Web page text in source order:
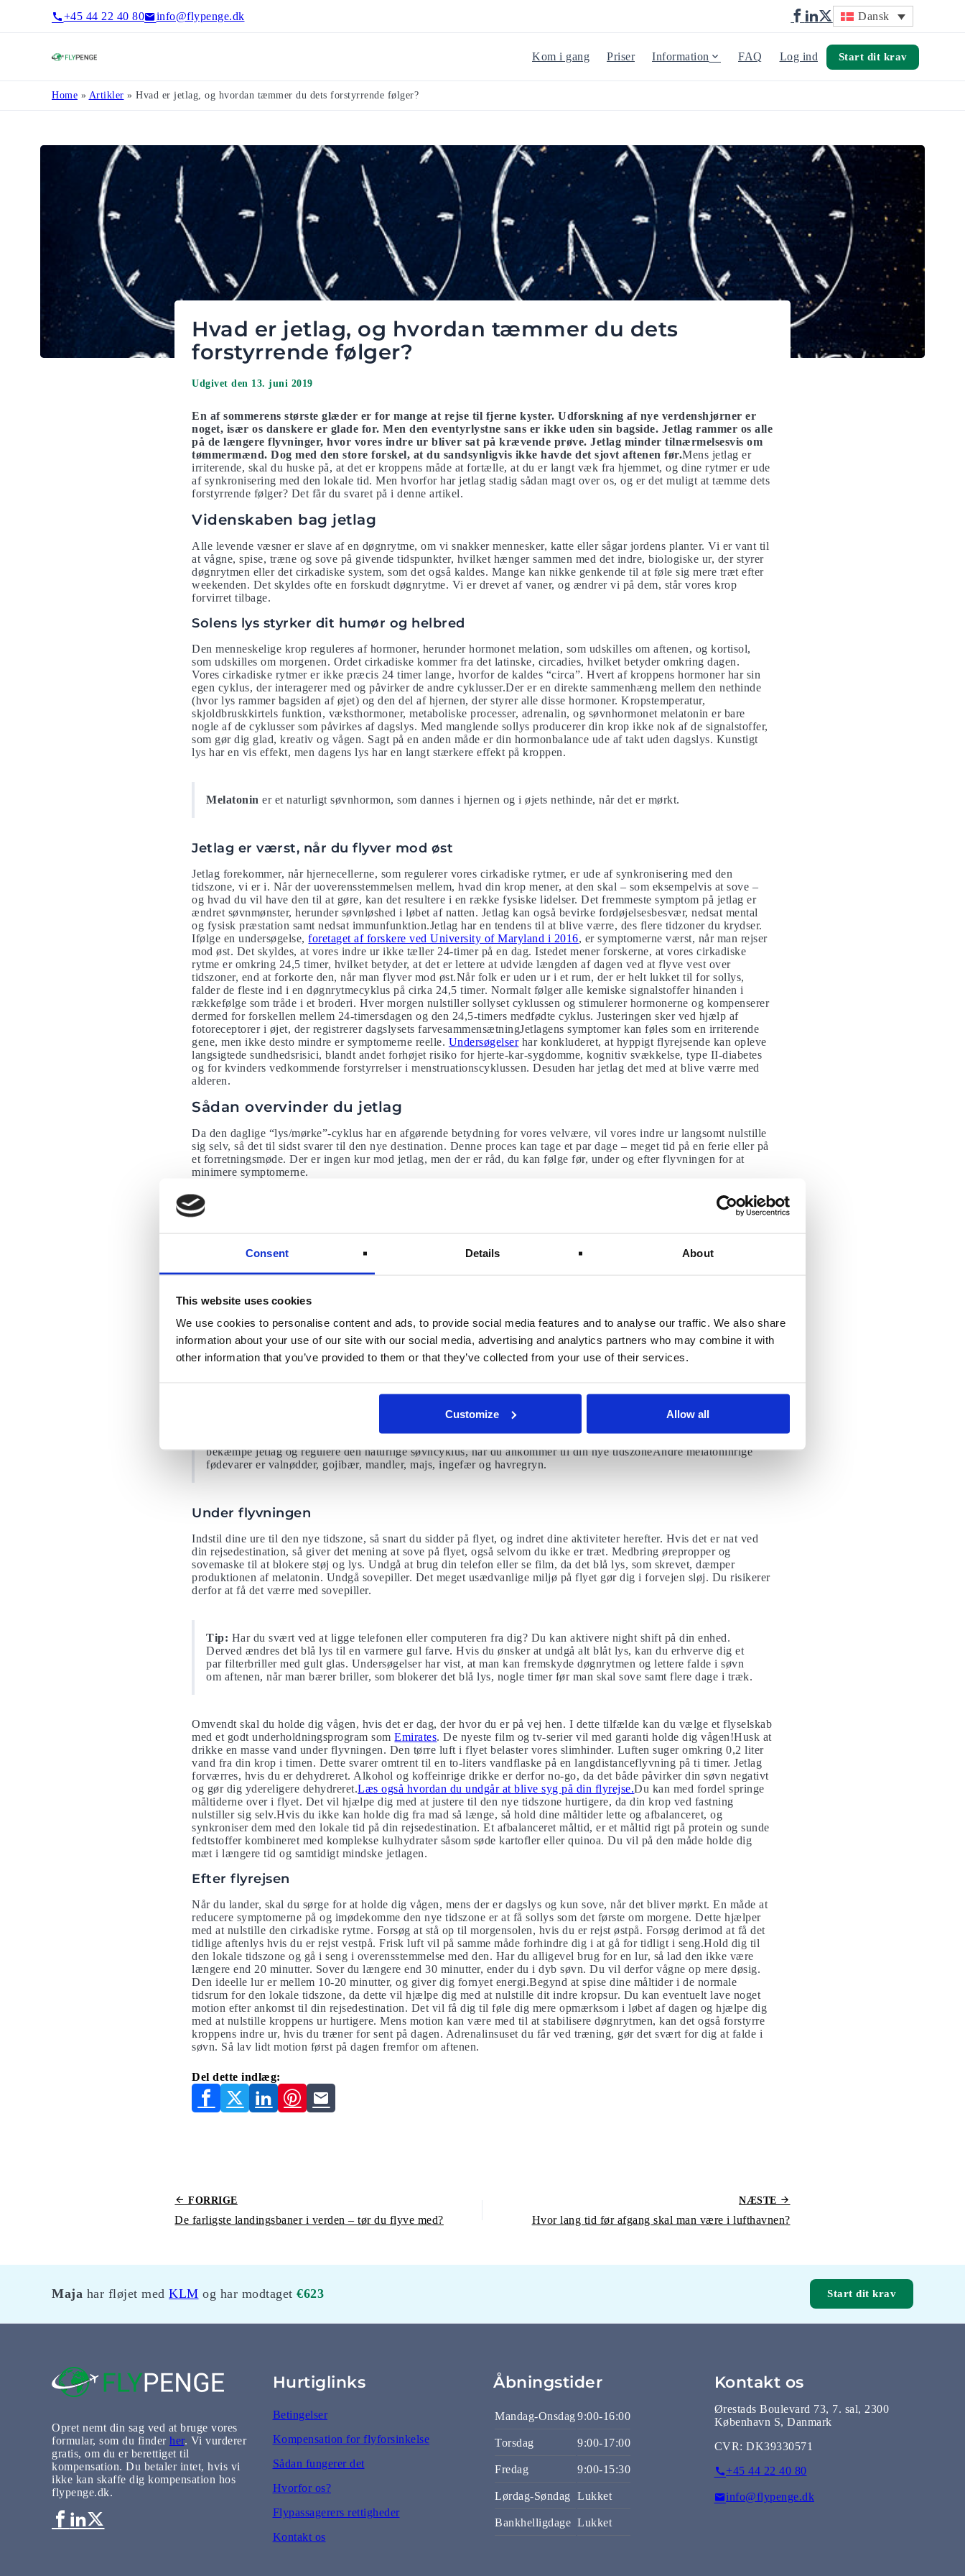
Consent Details About
This website uses cookies
We use cookies to personalise content and ads, to provide social media features and to analyse our traffic. We also share
information about your use of our site with our social media, advertising and analytics partners who may combine it with
other information that you’ve provided to them or that they’ve collected from your use of their services.
Customize Allow all
+45 44 22 40 80 info@flypenge.dk Dansk
Kom i gang Priser Information FAQ Log ind Start dit krav
Home » Artikler » Hvad er jetlag, og hvordan tæmmer du dets forstyrrende følger?
Hvad er jetlag, og hvordan tæmmer du dets
forstyrrende følger?
Udgivet den 13. juni 2019
En af sommerens største glæder er for mange at rejse til fjerne kyster. Udforskning af nye verdenshjørner er
noget, især os danskere er glade for. Men den eventyrlystne sans er ikke uden sin bagside. Jetlag rammer os alle
på de længere flyvninger, hvor vores indre ur bliver sat på krævende prøve. Jetlag minder tilnærmelsesvis om
tømmermænd. Dog med den store forskel, at du sandsynligvis ikke havde det sjovt aftenen før.Mens jetlag er
irriterende, skal du huske på, at det er kroppens måde at fortælle, at du er langt væk fra hjemmet, og dine rytmer er ude
af synkronisering med den lokale tid. Men hvorfor har jetlag stadig sådan magt over os, og er det muligt at tæmme dets
forstyrrende følger? Det får du svaret på i denne artikel.
Videnskaben bag jetlag
Alle levende væsner er slave af en døgnrytme, om vi snakker mennesker, katte eller sågar jordens planter. Vi er vant til
at vågne, spise, træne og sove på givende tidspunkter, hvilket hænger sammen med det indre, biologiske ur, der styrer
døgnrytmen eller det cirkadiske system, som det også kaldes. Mange kan nikke genkende til at føle sig mere træt efter
weekenden. Det skyldes ofte en forskudt døgnrytme. Vi er drevet af vaner, og ændrer vi på dem, står vores krop
forvirret tilbage.
Solens lys styrker dit humør og helbred
Den menneskelige krop reguleres af hormoner, herunder hormonet melation, som udskilles om aftenen, og kortisol,
som udskilles om morgenen. Ordet cirkadiske kommer fra det latinske, circadies, hvilket betyder omkring dagen.
Vores cirkadiske rytmer er ikke præcis 24 timer lange, hvorfor de kaldes “circa”. Hvert af kroppens hormoner har sin
egen cyklus, der interagerer med og påvirker de andre cyklusser.Der er en direkte sammenhæng mellem den nethinde
(hvor lys rammer bagsiden af øjet) og den del af hjernen, der styrer alle disse hormoner. Kropstemperatur,
skjoldbruskkirtels funktion, væksthormoner, metaboliske processer, adrenalin, og søvnhormonet melatonin er bare
nogle af de cyklusser som påvirkes af dagslys. Med manglende sollys producerer din krop ikke nok af de signalstoffer,
som gør dig glad, kreativ og vågen. Sagt på en anden måde er din hormonbalance ude af takt uden dagslys. Kunstigt
lys har en vis effekt, men dagens lys har en langt stærkere effekt på kroppen.
Melatoniner et naturligt søvnhormon, som dannes i hjernen og i øjets nethinde, når det er mørkt.
Jetlag er værst, når du flyver mod øst
Jetlag forekommer, når hjernecellerne, som regulerer vores cirkadiske rytmer, er ude af synkronisering med den
tidszone, vi er i. Når der uoverensstemmelsen mellem, hvad din krop mener, at den skal – som eksempelvis at sove –
og hvad du vil have den til at gøre, kan det resultere i en række fysiske lidelser. Det fremmeste symptom på jetlag er
ændret søvnmønster, herunder søvnløshed i løbet af natten. Jetlag kan også bevirke fordøjelsesbesvær, nedsat mental
og fysisk præstation samt nedsat immunfunktion.Jetlag har en tendens til at blive værre, des flere tidzoner du krydser.
Ifølge en undersøgelse,foretaget af forskere ved University of Maryland i 2016, er symptomerne værst, når man rejser
mod øst. Det skyldes, at vores indre ur ikke tæller 24-timer på en dag. Istedet mener forskerne, at vores cirkadiske
rytme er omkring 24,5 timer, hvilket betyder, at det er lettere at udvide længden af ​​dagen ved at flyve vest over
tidszoner, end at forkorte den, når man flyver mod øst.Når folk er uden ur i et rum, der er helt lukket til for sollys,
falder de fleste ind i en døgnrytmecyklus på cirka 24,5 timer. Normalt følger alle kemiske signalstoffer hinanden i
rækkefølge som tråde i et broderi. Hver morgen nulstiller sollyset cyklussen og stimulerer hormonerne og kompenserer
dermed for forskellen mellem 24-timersdagen og den 24,5-timers medfødte cyklus. Justeringen sker ved hjælp af
fotoreceptorer i øjet, der registrerer dagslysets farvesammensætningJetlagens symptomer kan føles som en irriterende
gene, men ikke desto mindre er symptomerne reelle. Undersøgelserhar konkluderet, at hyppigt flyrejsende kan opleve
langsigtede sundhedsrisici, blandt andet forhøjet risiko for hjerte-kar-sygdomme, kognitiv svækkelse, type II-diabetes
og for kvinders vedkommende forstyrrelser i menstruationscyklussen. Desuden har jetlag det med at blive værre med
alderen.
Sådan overvinder du jetlag
Da den daglige “lys/mørke”-cyklus har en afgørende betydning for vores velvære, vil vores indre ur langsomt nulstille
sig selv, så det til sidst svarer til den nye destination. Denne proces kan tage et par dage – meget tid på en ferie eller på
et forretningsmøde. Der er ingen kur mod jetlag, men der er råd, du kan følge før, under og efter flyvningen for at
minimere symptomerne.
Før flyrejsen
hvor du skal rykke dine soverutine en time senere hver dag. Tilpas også måltider og fysiske aktiviteter i
din krop gradvist tilpasse sig den nye tidszone. Sørg desuden for at være godt forberedt på din rejse og have styr på
hjemmefra.Læs også hvordan du kommer hurtigt og nemt gennem lufthavnen.
melatoninproduktionen, og gør det svært for dig at falde i søvn. Faktisk gør det blå lys fra de elektroniske skærme, at
kroppen producerer op til 55 procent mindre melatonin.
sorten Montmorency har en virksom effekt på kroppens naturlige hormon melatonin – et hormon som regulerer
døgncyklussen og kvaliteten af søvnen.Et glas morgen og aften skulle ifølge en undersøgelse
fra Louisiana State
bekæmpe jetlag og regulere den naturlige søvncyklus, når du ankommer til din nye tidszoneAndre melatoninrige
fødevarer er valnødder, gojibær, mandler, majs, ingefær og havregryn.
Under flyvningen
Indstil dine ure til den nye tidszone, så snart du sidder på flyet, og indret dine aktiviteter herefter. Hvis det er nat ved
din rejsedestination, så giver det mening at sove på flyet, også selvom du ikke er træt. Medbring ørepropper og
sovemaske til at blokere støj og lys. Undgå at brug din telefon eller se film, da det blå lys, som skrevet, dæmper
produktionen af melatonin. Undgå sovepiller. Det meget usædvanlige miljø på flyet gør dig i forvejen sløj. Du risikerer
derfor at få det værre med sovepiller.
Tip: Har du svært ved at ligge telefonen eller computeren fra dig? Du kan aktivere night shift på din enhed.
Derved ændres det blå lys til en varmere gul farve. Hvis du ønsker at undgå alt blåt lys, kan du erhverve dig et
par filterbriller med gult glas. Undersøgelser har vist, at man kan fremskyde døgnrytmen og lettere falde i søvn
om aftenen, når man bærer briller, som blokerer det blå lys, nogle timer før man skal sove samt flere dage i træk.
Omvendt skal du holde dig vågen, hvis det er dag, der hvor du er på vej hen. I dette tilfælde kan du vælge et flyselskab
med et godt underholdningsprogram somEmirates. De nyeste film og tv-serier vil med garanti holde dig vågen!Husk at
drikke en masse vand under flyvningen. Den tørre luft i flyet belaster vores slimhinder. Luften suger omkring 0,2 liter
vand fra din krop i timen. Dette svarer omtrent til en to-liters vandflaske på en langdistanceflyvning på ti timer. Jetlag
forværres, hvis du er dehydreret. Alkohol og koffeinrige drikke er derfor no-go, da det både påvirker din søvn negativt
og gør dig ydereligere dehydreret.Læs også hvordan du undgår at blive syg på din flyrejse.Du kan med fordel springe
måltiderne over i flyet. Det vil hjælpe dig med at justere til den nye tidszone hurtigere, da din krop ved fastning
nulstiller sig selv.Hvis du ikke kan holde dig fra mad så længe, så hold dine måltider lette og afbalanceret, og
synkroniser dem med den lokale tid på din rejsedestination. Et afbalanceret måltid, er et måltid rigt på protein og sunde
fedtstoffer kombineret med komplekse kulhydrater såsom søde kartofler eller quinoa. Du vil på den måde holde dig
mæt i længere tid og samtidigt mindske jetlagen.
Efter flyrejsen
Når du lander, skal du sørge for at holde dig vågen, mens der er dagslys og kun sove, når det bliver mørkt. En måde at
reducere symptomerne på og imødekomme den nye tidszone er at få sollys som det første om morgene. Dette hjælper
med at nulstille den cirkadiske rytme. Forsøg at stå op til morgensolen, hvis du er rejst østpå. Forsøg derimod at få det
tidlige aftenlys hvis du er rejst vestpå. Frisk luft vil på samme måde forhindre dig i at gå for tidligt i seng.Hold dig til
den lokale tidszone og gå i seng i overensstemmelse med den. Har du alligevel brug for en lur, så lad den ikke være
længere end 20 minutter. Sover du længere end 30 minutter, ender du i dyb søvn. Du vil derfor vågne op mere døsig.
Den ideelle lur er mellem 10-20 minutter, og giver dig fornyet energi.Begynd at spise dine måltider i de normale
tidsrum for den lokale tidszone, da dette vil hjælpe dig med at nulstille dit indre kropsur. Du kan eventuelt lave noget
motion efter ankomst til din rejsedestination. Det vil få dig til føle dig mere opmærksom i løbet af dagen og hjælpe dig
med at nulstille kroppens ur hurtigere. Mens motion kan være med til at stabilisere døgnrytmen, kan det også forstyrre
kroppens indre ur, hvis du træner for sent på dagen. Adrenalinsuset du får ved træning, gør det svært for dig at falde i
søvn. Så lav lidt motion først på dagen fremfor om aftenen.
Del dette indlæg:
FORRIGE
De farligste landingsbaner i verden – tør du flyve med?
NÆSTE
Hvor lang tid før afgang skal man være i lufthavnen?
Maja har fløjet med KLM og har modtaget €623 Start dit krav
Opret nemt din sag ved at bruge vores
formular, som du finder her. Vi vurderer
gratis, om du er berettiget til
kompensation. Du betaler intet, hvis vi
ikke kan skaffe dig kompensation hos
flypenge.dk.
Hurtiglinks
Betingelser
Kompensation for flyforsinkelse
Sådan fungerer det
Hvorfor os?
Flypassagerers rettigheder
Kontakt os
Åbningstider
Mandag-Onsdag9:00-16:00
Torsdag 9:00-17:00
Fredag 9:00-15:30
Lørdag-Søndag Lukket
Bankhelligdage Lukket
Kontakt os
Ørestads Boulevard 73, 7. sal, 2300
København S, Danmark
CVR: DK39330571
+45 44 22 40 80
info@flypenge.dk